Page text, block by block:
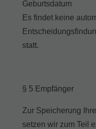
Geburtsdatum
Es findet keine
statt.
§ 5 Empfänger
Zur Speicherung
setzen wir zum Teil